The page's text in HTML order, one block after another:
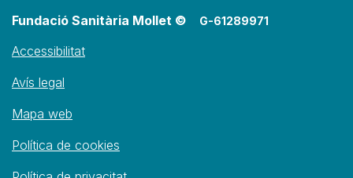
Fundació Sanitària Mollet © G-61289971
Accessibilitat
Avís legal
Mapa web
Política de cookies